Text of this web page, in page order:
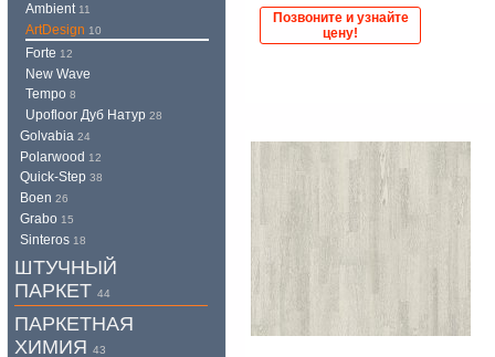
Позвоните и узнайте
цену!
Ambient 11
ArtDesign 10
Forte 12
New Wave
Tempo 8
Upofloor Дуб Натур 28
Golvabia 24
Polarwood 12
Quick-Step 38
Boen 26
Grabo 15
Sinteros 18
ШТУЧНЫЙ
ПАРКЕТ 44
ПАРКЕТНАЯ
ХИМИЯ 43